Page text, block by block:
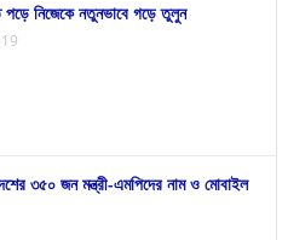
পড়ে নিজেকে নতুনভাবে গড়ে তুলুন
৩৫০ জন মন্ত্রী-এমপিদের নাম ও মোবাইল